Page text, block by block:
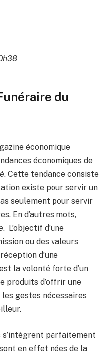
du
économique
économiques de
. Cette tendance consiste
existe pour servir un
seulement pour servir
En d’autres mots,
. L’objectif d’une
ou des valeurs
d’une
la volonté forte d’un
produits d’offrir une
gestes nécessaires
s’intègrent parfaitement
en effet nées de la